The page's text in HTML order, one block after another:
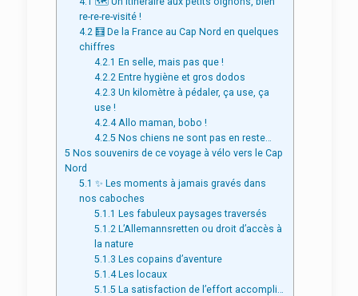
re-re-re-visité !
4.2 🧮 De la France au Cap Nord en quelques
chiffres
4.2.1 En selle, mais pas que !
4.2.2 Entre hygiène et gros dodos
4.2.3 Un kilomètre à pédaler, ça use, ça
use !
4.2.4Allo maman, bobo !
4.2.5Nos chiens ne sont pas en reste…
5Nos souvenirs de ce voyage à vélo vers le Cap
Nord
5.1 ✨ Les moments à jamais gravés dans
nos caboches
5.1.1 Les fabuleux paysages traversés
5.1.2 L’Allemannsretten ou droit d’accès à
la nature
5.1.3 Les copains d’aventure
5.1.4Les locaux
5.1.5La satisfaction de l’effort accompli…